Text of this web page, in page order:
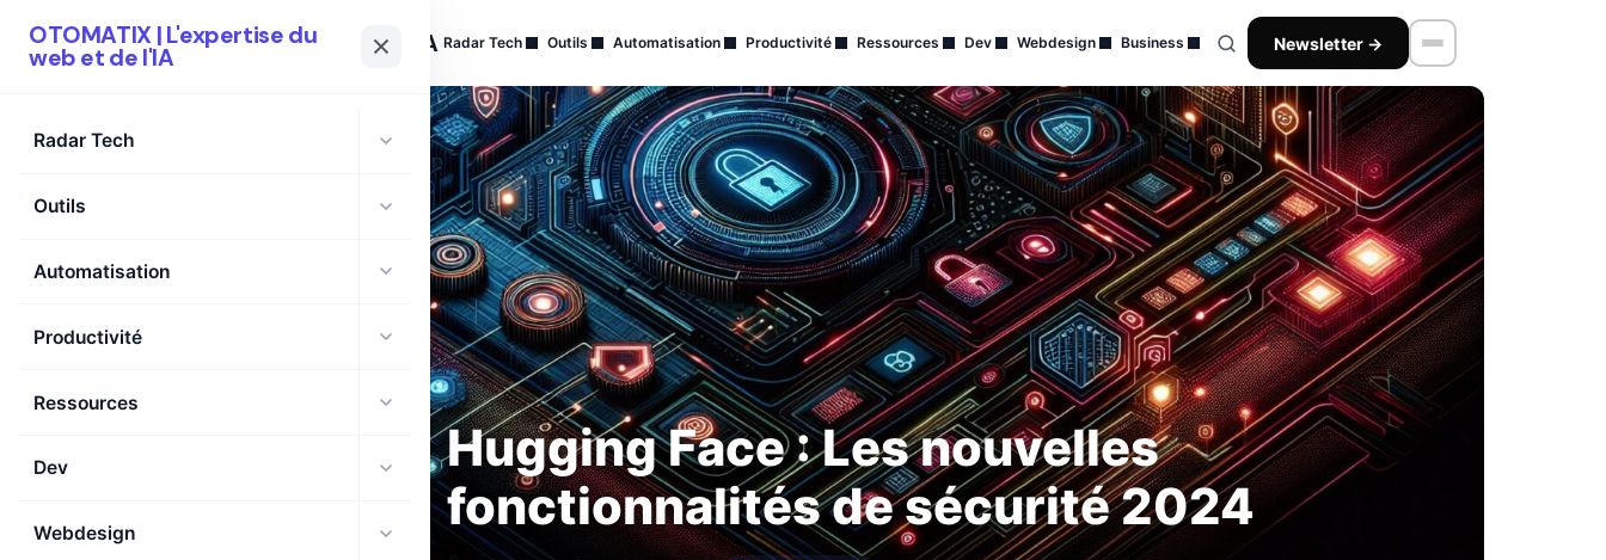
OTOMATIX| L'expertise du web et de l'IA Radar Tech Outils Automatisation Productivité Ressources Dev Webdesign Business Newsletter →
OTOMATIX | L'expertise du
web et de l'IA
Radar Tech
Outils
Automatisation
Productivité
Ressources
Dev
Webdesign
Hugging Face : Les nouvelles
fonctionnalités de sécurité 2024